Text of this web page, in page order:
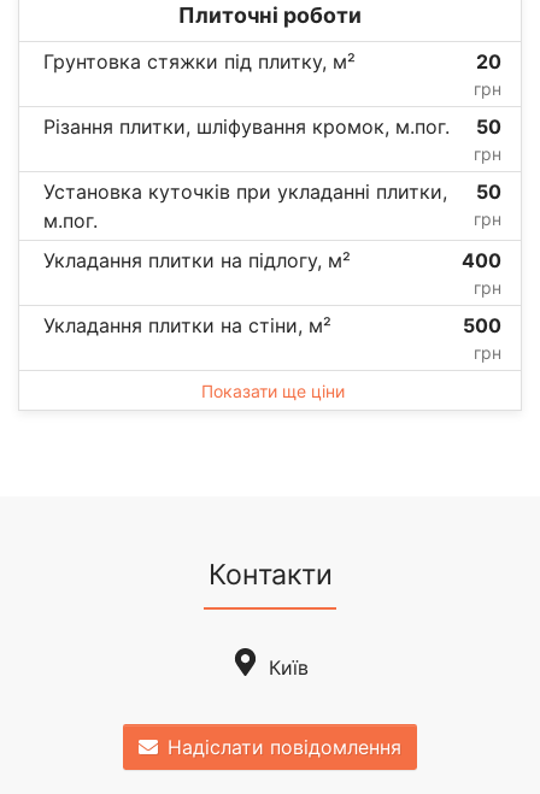
Плиточні роботи
Грунтовка стяжки під плитку, м² 20
грн
Різання плитки, шліфування кромок, м.пог. 50
грн
Установка куточків при укладанні плитки,
м.пог.
50
грн
Укладання плитки на підлогу, м² 400
грн
Укладання плитки на стіни, м² 500
грн
Показати ще ціни
Контакти
Київ
Надіслати повідомлення